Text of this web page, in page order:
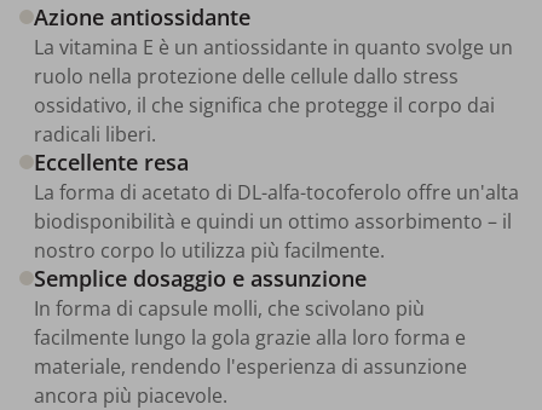
Azione antiossidante
La vitamina E è un antiossidante in quanto svolge un
ruolo nella protezione delle cellule dallo stress
ossidativo, il che significa che protegge il corpo dai
radicali liberi.
Eccellente resa
La forma di acetato di DL-alfa-tocoferolo offre un'alta
biodisponibilità e quindi un ottimo assorbimento – il
nostro corpo lo utilizza più facilmente.
Semplice dosaggio e assunzione
In forma di capsule molli, che scivolano più
facilmente lungo la gola grazie alla loro forma e
materiale, rendendo l'esperienza di assunzione
ancora più piacevole.